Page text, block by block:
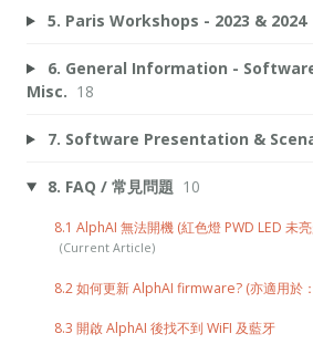
5. Paris Workshops - 2023 & 2024
6. General Information -
Misc. 18
7. Software Presentation &
8. FAQ / 常見問題 10
8.1 AlphAI 無法開機 (紅色燈 PWD LED 未
8.2 如何更新 AlphAI firmware? (亦適用於
8.3 開啟 AlphAI 後找不到 WiFI 及藍牙